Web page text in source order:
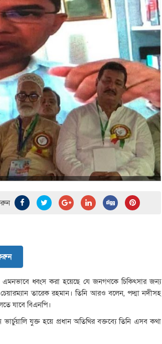
এমনভাবে ধ্বংস করা হয়েছে যে জনগণকে চিকিৎসার জন্য
চেয়ারম্যান তারেক রহমান। তিনি আরও বলেন, পদ্মা নদীসহ
যাবে বিএনপি।
ভার্চুয়ালি যুক্ত হয়ে প্রধান অতিথির বক্তব্যে তিনি এসব কথা